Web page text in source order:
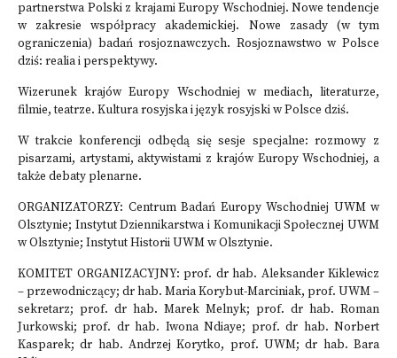
partnerstwa Polski z krajami Europy Wschodniej. Nowe tendencje
w zakresie współpracy akademickiej. Nowe zasady (w tym
ograniczenia) badań rosjoznawczych. Rosjoznawstwo w Polsce
dziś: realia i perspektywy.
Wizerunek krajów Europy Wschodniej w mediach, literaturze,
filmie, teatrze. Kultura rosyjska i język rosyjski w Polsce dziś.
W trakcie konferencji odbędą się sesje specjalne: rozmowy z
pisarzami, artystami, aktywistami z krajów Europy Wschodniej, a
także debaty plenarne.
ORGANIZATORZY: Centrum Badań Europy Wschodniej UWM w
Olsztynie; Instytut Dziennikarstwa i Komunikacji Społecznej UWM
w Olsztynie; Instytut Historii UWM w Olsztynie.
KOMITET ORGANIZACYJNY: prof. dr hab. Aleksander Kiklewicz
– przewodniczący; dr hab. Maria Korybut-Marciniak, prof. UWM –
sekretarz; prof. dr hab. Marek Melnyk; prof. dr hab. Roman
Jurkowski; prof. dr hab. Iwona Ndiaye; prof. dr hab. Norbert
Kasparek; dr hab. Andrzej Korytko, prof. UWM; dr hab. Bara